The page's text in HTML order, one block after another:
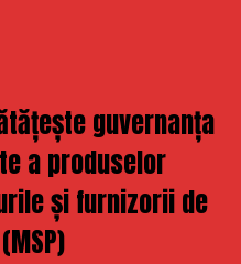
guvernanța
a produselor
și furnizorii de